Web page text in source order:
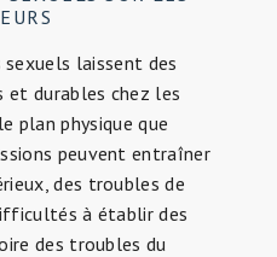
laissent des
et durables chez les
plan physique que
peuvent entraîner
des troubles de
à établir des
des troubles du